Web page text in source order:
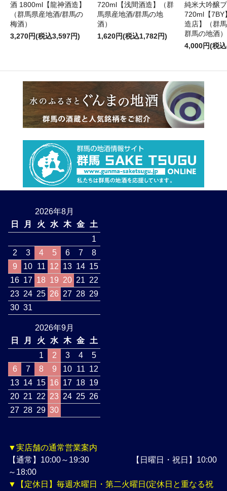
酒 1800ml【龍神酒造】
（群馬県産地酒/群馬の
梅酒）
3,270円(税込3,597円)
720ml【浅間酒造】（群
馬県産地酒/群馬の地
酒）
1,620円(税込1,782円)
純米大吟醸
720ml【7BY
造店】（群
群馬の地酒）
4,000円(税
2026年8月
日
月 火 水 木 金
土
1
2
3 4 5 6 7
8
9
10 11 12 13 14 15
16 17 18 19 20 21 22
23 24 25 26 27 28 29
30 31
2026年9月
日
月 火 水 木 金
土
1
2 3 4
5
6
7 8 9 10 11 12
13 14 15 16 17 18 19
20 21 22 23 24 25 26
27 28 29 30
▼実店舗の通常営業案内
【通常】10:00～19:30 【日曜日・祝日】10:00
～18:00
▼【定休日】毎週水曜日・第二火曜日(定休日と重なる祝